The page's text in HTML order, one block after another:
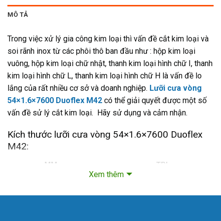
MÔ TẢ
Trong việc xử lý gia công kim loại thì vấn đề cắt kim loại và
soi rãnh inox từ các phôi thô ban đầu như : hộp kim loại
vuông, hộp kim loại chữ nhật, thanh kim loại hình chữ I, thanh
kim loại hình chữ L, thanh kim loại hình chữ H là vấn đề lo
lắng của rất nhiều cơ sở và doanh nghiệp. Lưỡi cưa vòng
54×1.6×7600 Duoflex M42 có thể giải quyết được một số
vấn đề sử lý cắt kim loại. Hãy sử dụng và cảm nhận.
Kích thước lưỡi cưa vòng 54×1.6×7600 Duoflex
M42:
MM
TPI
Xem thêm